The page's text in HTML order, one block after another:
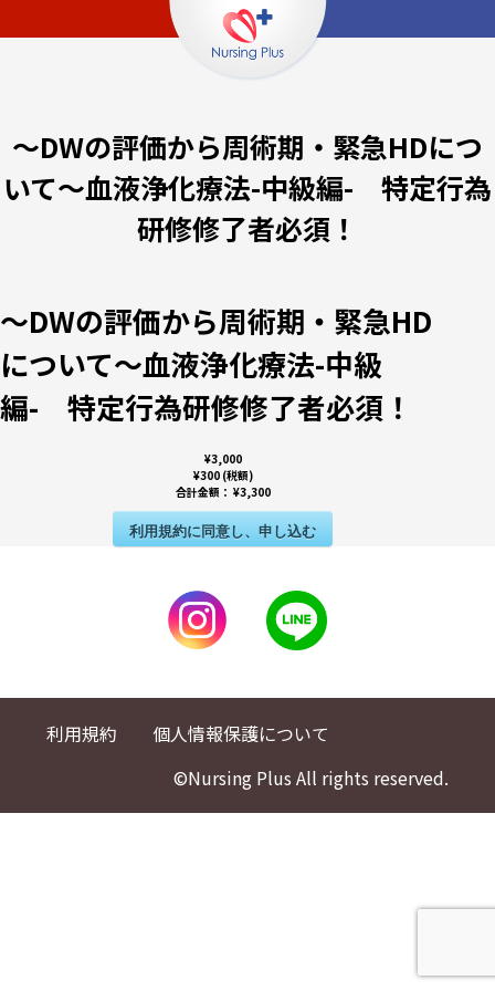
～DWの評価から周術期・緊急HDにつ
いて～血液浄化療法-中級編- 特定行為
研修修了者必須！
～DWの評価から周術期・緊急HD
について～血液浄化療法-中級
編- 特定行為研修修了者必須！
¥3,000
¥300 (税額)
合計金額： ¥3,300
利用規約に同意し、申し込む
利用規約
個人情報保護について
©Nursing Plus All rights reserved.